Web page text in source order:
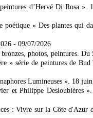
d’Hervé Di Rosa ».
poétique « Des plantes qui
- 09/07/2026
photos, peintures. Du
» série de peintures de
Lumineuses ». 18
et Philippe Desloubières
: Vivre sur la Côte d'Azur